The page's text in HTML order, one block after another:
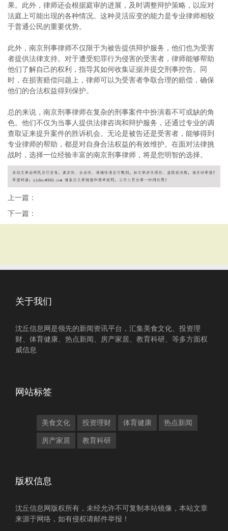
果。此外，律师还会根据庭审的进展，及时调整辩护策略，以应对
法庭上可能出现的各种情况。这种灵活应变的能力是专业律师相较
于普通公民的重要优势。
此外，南京刑事律师不仅限于为被告提供辩护服务，他们也为受害
者提供法律支持。对于遭受犯罪行为侵害的受害者，律师能够帮助
他们了解自己的权利，指导其如何收集证据并提交刑事控告。同
时，在损害赔偿问题上，律师可以为受害者争取合理的赔偿，确保
他们的合法权益得到保护。
总的来说，南京刑事律师在复杂的刑事案件中扮演着不可或缺的角
色。他们不仅为当事人提供法律咨询和辩护服务，还通过专业的调
查取证来提升案件的胜诉机会。无论是被告还是受害者，能够得到
专业律师的帮助，都是对自身合法权益的有效维护。在面对法律挑
战时，选择一位经验丰富的南京刑事律师，将是您明智的选择。
上一篇：
下一篇：
关于我们
沈丘信息网是领先的新闻资讯平台，汇集美食文化、投资理
财、体育健康、热点新闻、房产家居、教育科研、等多方面权
威信息
网站标签
美食文化 投资理财 体育健康 热点新闻
房产家居 教育科研
版权信息
沈丘信息网版权所有，未经允许不可复制本站镜像，本站文章
来源于网络，如有侵权请邮件举报！